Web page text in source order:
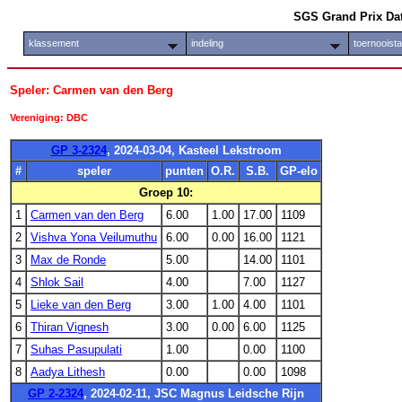
SGS Grand Prix
klassement indeling
Speler: Carmen van den Berg
Vereniging: DBC
GP 3-2324, 2024-03-04, Kasteel Lekstroom
#
speler punten O.R. S.B.
GP-elo
Groep 10:
1
Carmen van den Berg 6.00 1.00 17.00
1109
2
Vishva Yona Veilumuthu 6.00 0.00 16.00
1121
3
Max de Ronde 5.00 14.00
1101
4
Shlok Sail 4.00 7.00
1127
5
Lieke van den Berg 3.00 1.00 4.00
1101
6
Thiran Vignesh 3.00 0.00 6.00
1125
7
Suhas Pasupulati 1.00 0.00
1100
8
Aadya Lithesh 0.00 0.00
1098
GP 2-2324, 2024-02-11, JSC Magnus Leidsche Rijn